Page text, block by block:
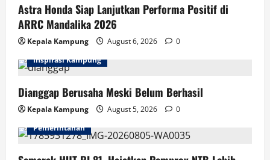
Astra Honda Siap Lanjutkan Performa Positif di
ARRC Mandalika 2026
Kepala Kampung August 6, 2026
0
Inspirasi Kampung
Dianggap Berusaha Meski Belum Berhasil
Kepala Kampung August 5, 2026
0
Pemerintahan